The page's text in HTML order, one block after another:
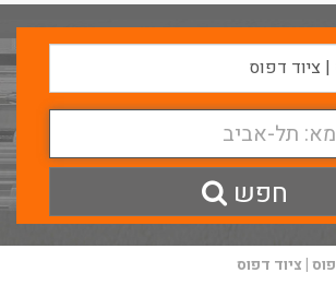
תל-אביב
חפש
| ציוד דפוס